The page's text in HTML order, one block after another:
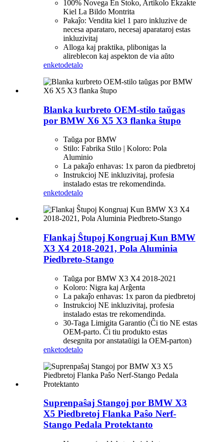
100% Novega En Stoko, Artikolo Ekzakte
Kiel La Bildo Montrita
Pakaĵo: Vendita kiel 1 paro inkluzive de
necesa aparataro, necesaj aparataroj estas
inkluzivitaj
Alloga kaj praktika, plibonigas la
alireblecon kaj aspekton de via aŭto
enketodetalo
Blanka kurbreto OEM-stilo taŭgas
por BMW X6 X5 X3 flanka ŝtupo
Taŭga por BMW
Stilo: Fabrika Stilo | Koloro: Pola
Aluminio
La pakaĵo enhavas: 1x paron da piedbretoj
Instrukcioj NE inkluzivitaj, profesia
instalado estas tre rekomendinda.
enketodetalo
Flankaj Ŝtupoj Kongruaj Kun BMW
X3 X4 2018-2021, Pola Aluminia
Piedbreto-Stango
Taŭga por BMW X3 X4 2018-2021
Koloro: Nigra kaj Arĝenta
La pakaĵo enhavas: 1x paron da piedbretoj
Instrukcioj NE inkluzivitaj, profesia
instalado estas tre rekomendinda.
30-Taga Limigita Garantio (Ĉi tio NE estas
OEM-parto. Ĉi tiu produkto estas
desegnita por anstataŭigi la OEM-parton)
enketodetalo
Suprenpaŝaj Stangoj por BMW X3
X5 Piedbretoj Flanka Paŝo Nerf-
Stango Pedala Protektanto